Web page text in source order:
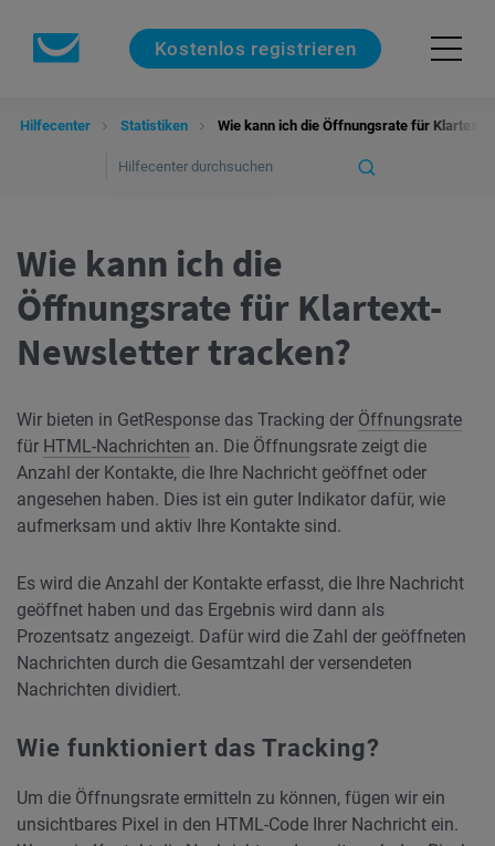
Kostenlos registrieren
Hilfecenter Statistiken Wie kann ich die Öffnungsrate für Klartext-
Wie kann ich die
Öffnungsrate für Klartext-
Newsletter tracken?
Wir bieten in GetResponse das Tracking der Öffnungsrate
für HTML-Nachrichten an. Die Öffnungsrate zeigt die
Anzahl der Kontakte, die Ihre Nachricht geöffnet oder
angesehen haben. Dies ist ein guter Indikator dafür, wie
aufmerksam und aktiv Ihre Kontakte sind.
Es wird die Anzahl der Kontakte erfasst, die Ihre Nachricht
geöffnet haben und das Ergebnis wird dann als
Prozentsatz angezeigt. Dafür wird die Zahl der geöffneten
Nachrichten durch die Gesamtzahl der versendeten
Nachrichten dividiert.
Wie funktioniert das Tracking?
Um die Öffnungsrate ermitteln zu können, fügen wir ein
unsichtbares Pixel in den HTML-Code Ihrer Nachricht ein.